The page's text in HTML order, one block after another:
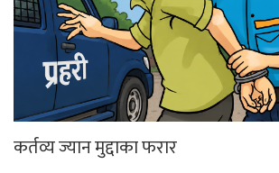
कर्तव्य ज्यान मुद्दाका फरार